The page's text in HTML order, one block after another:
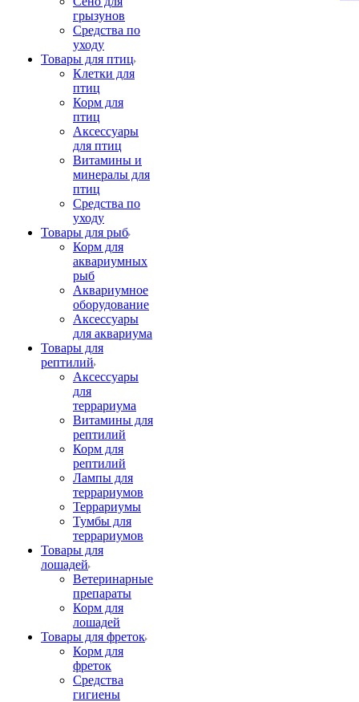
грызунов
Средства по
уходу
Товары для птиц
Клетки для
птиц
Корм для
птиц
Аксессуары
для птиц
Витамины и
минералы для
птиц
Средства по
уходу
Товары для рыб
Корм для
аквариумных
рыб
Аквариумное
оборудование
Аксессуары
для аквариума
Товары для
рептилий
Аксессуары
для
террариума
Витамины для
рептилий
Корм для
рептилий
Лампы для
террариумов
Террариумы
Тумбы для
террариумов
Товары для
лошадей
Ветеринарные
препараты
Корм для
лошадей
Товары для фреток
Корм для
фреток
Средства
гигиены